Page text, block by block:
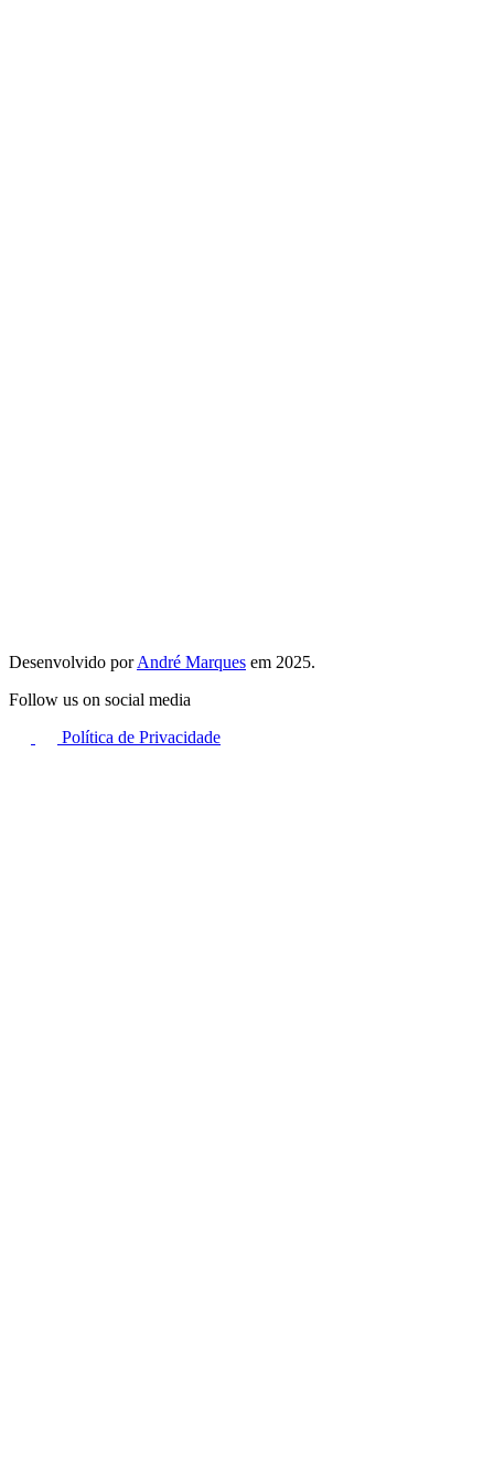
Desenvolvido porAndré Marques em 2025.
Follow us on social media
Política de Privacidade